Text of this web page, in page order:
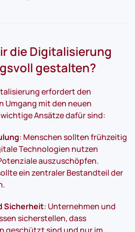
die Digitalisierung
gestalten?
erfordert den
mit den neuen
Ansätze dafür sind:
: Menschen sollten frühzeitig
Technologien nutzen
auszuschöpfen.
ein zentraler Bestandteil der
Sicherheit: Unternehmen und
sicherstellen, dass